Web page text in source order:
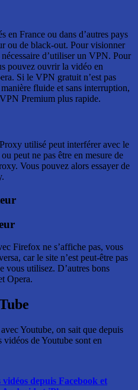
en France ou dans d’autres pays
ou de black-out. Pour visionner
d’utiliser un VPN. Pour
pouvez ouvrir la vidéo en
Si le VPN gratuit n’est pas
fluide et sans interruption,
Premium plus rapide.
utilisé peut interférer avec le
peut ne pas être en mesure de
Vous pouvez alors essayer de
Firefox ne s’affiche pas, vous
car le site n’est peut-être pas
vous utilisez. D’autres bons
Opera.
Youtube, on sait que depuis
de Youtube sont en
vidéos depuis Facebook et